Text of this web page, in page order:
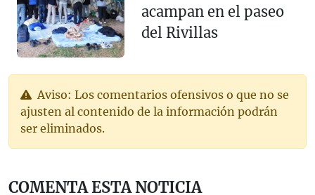
acampan en el paseo
del Rivillas
Aviso: Los comentarios ofensivos o que no se
ajusten al contenido de la información podrán
ser eliminados.
COMENTA ESTA NOTICIA